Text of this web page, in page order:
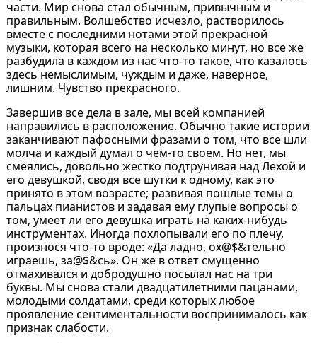
части. Мир снова стал обычным, привычным и
правильным. Волшебство исчезло, растворилось
вместе с последними нотами этой прекрасной
музыки, которая всего на несколько минут, но все же
разбудила в каждом из нас что-то такое, что казалось
здесь немыслимым, чуждым и даже, наверное,
лишним. Чувство прекрасного.
Завершив все дела в зале, мы всей компанией
направились в расположение. Обычно такие истории
заканчивают пафосными фразами о том, что все шли
молча и каждый думал о чем-то своем. Но нет, мы
смеялись, довольно жестко подтрунивая над Лехой и
его девушкой, сводя все шутки к одному, как это
принято в этом возрасте; развивая пошлые темы о
пальцах пианистов и задавая ему глупые вопросы о
том, умеет ли его девушка играть на каких-нибудь
инструментах. Иногда похлопывали его по плечу,
произнося что-то вроде: «Да ладно, ох@$&тельно
играешь, за@$&сь». Он же в ответ смущенно
отмахивался и добродушно посылал нас на три
буквы. Мы снова стали двадцатилетними пацанами,
молодыми солдатами, среди которых любое
проявление сентиментальности воспринималось как
признак слабости.